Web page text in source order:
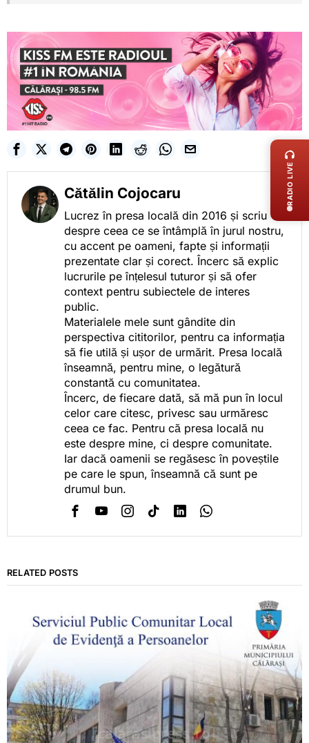
Cătălin Cojocaru
Lucrez în presa locală din 2016 și scriu
despre ceea ce se întâmplă în jurul nostru,
cu accent pe oameni, fapte și informații
prezentate clar și corect. Încerc să explic
lucrurile pe înțelesul tuturor și să ofer
context pentru subiectele de interes
public.
Materialele mele sunt gândite din
perspectiva cititorilor, pentru ca informația
să fie utilă și ușor de urmărit. Presa locală
înseamnă, pentru mine, o legătură
constantă cu comunitatea.
Încerc, de fiecare dată, să mă pun în locul
celor care citesc, privesc sau urmăresc
ceea ce fac. Pentru că presa locală nu
este despre mine, ci despre comunitate.
Iar dacă oamenii se regăsesc în poveștile
pe care le spun, înseamnă că sunt pe
drumul bun.
RELATED POSTS
LIVE
RADIO LIVE